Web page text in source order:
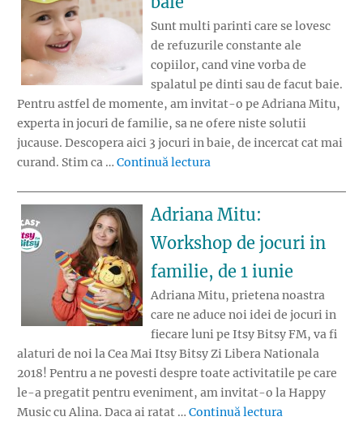
Sunt multi parinti care se lovesc
de refuzurile constante ale
copiilor, cand vine vorba de
spalatul pe dinti sau de facut baie.
Pentru astfel de momente, am invitat-o pe Adriana Mitu,
experta in jocuri de familie, sa ne ofere niste solutii
jucause. Descopera aici 3 jocuri in baie, de incercat cat mai
curand. Stim ca … Continuă lectura
Adriana Mitu:
Workshop de jocuri in
familie, de 1 iunie
Adriana Mitu, prietena noastra
care ne aduce noi idei de jocuri in
fiecare luni pe Itsy Bitsy FM, va fi
alaturi de noi la Cea Mai Itsy Bitsy Zi Libera Nationala
2018! Pentru a ne povesti despre toate activitatile pe care
le-a pregatit pentru eveniment, am invitat-o la Happy
Music cu Alina. Daca ai ratat … Continuă lectura